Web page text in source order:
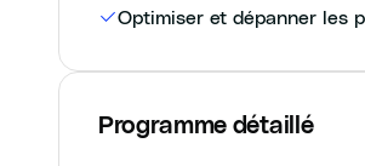
Optimiser et dépanner les
Programme détaillé